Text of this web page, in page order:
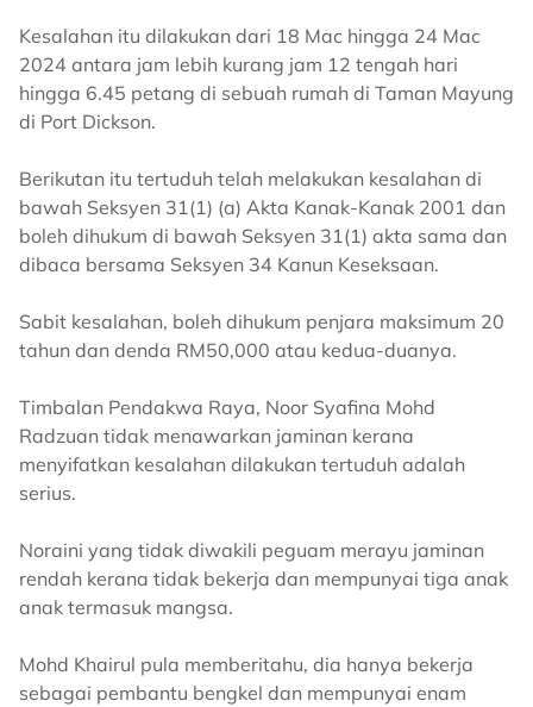
Kesalahan itu dilakukan dari 18 Mac hingga 24 Mac
2024 antara jam lebih kurang jam 12 tengah hari
hingga 6.45 petang di sebuah rumah di Taman Mayung
di Port Dickson.
Berikutan itu tertuduh telah melakukan kesalahan di
bawah Seksyen 31(1) (a) Akta Kanak-Kanak 2001 dan
boleh dihukum di bawah Seksyen 31(1) akta sama dan
dibaca bersama Seksyen 34 Kanun Keseksaan.
Sabit kesalahan, boleh dihukum penjara maksimum 20
tahun dan denda RM50,000 atau kedua-duanya.
Timbalan Pendakwa Raya, Noor Syafina Mohd
Radzuan tidak menawarkan jaminan kerana
menyifatkan kesalahan dilakukan tertuduh adalah
serius.
Noraini yang tidak diwakili peguam merayu jaminan
rendah kerana tidak bekerja dan mempunyai tiga anak
anak termasuk mangsa.
Mohd Khairul pula memberitahu, dia hanya bekerja
sebagai pembantu bengkel dan mempunyai enam